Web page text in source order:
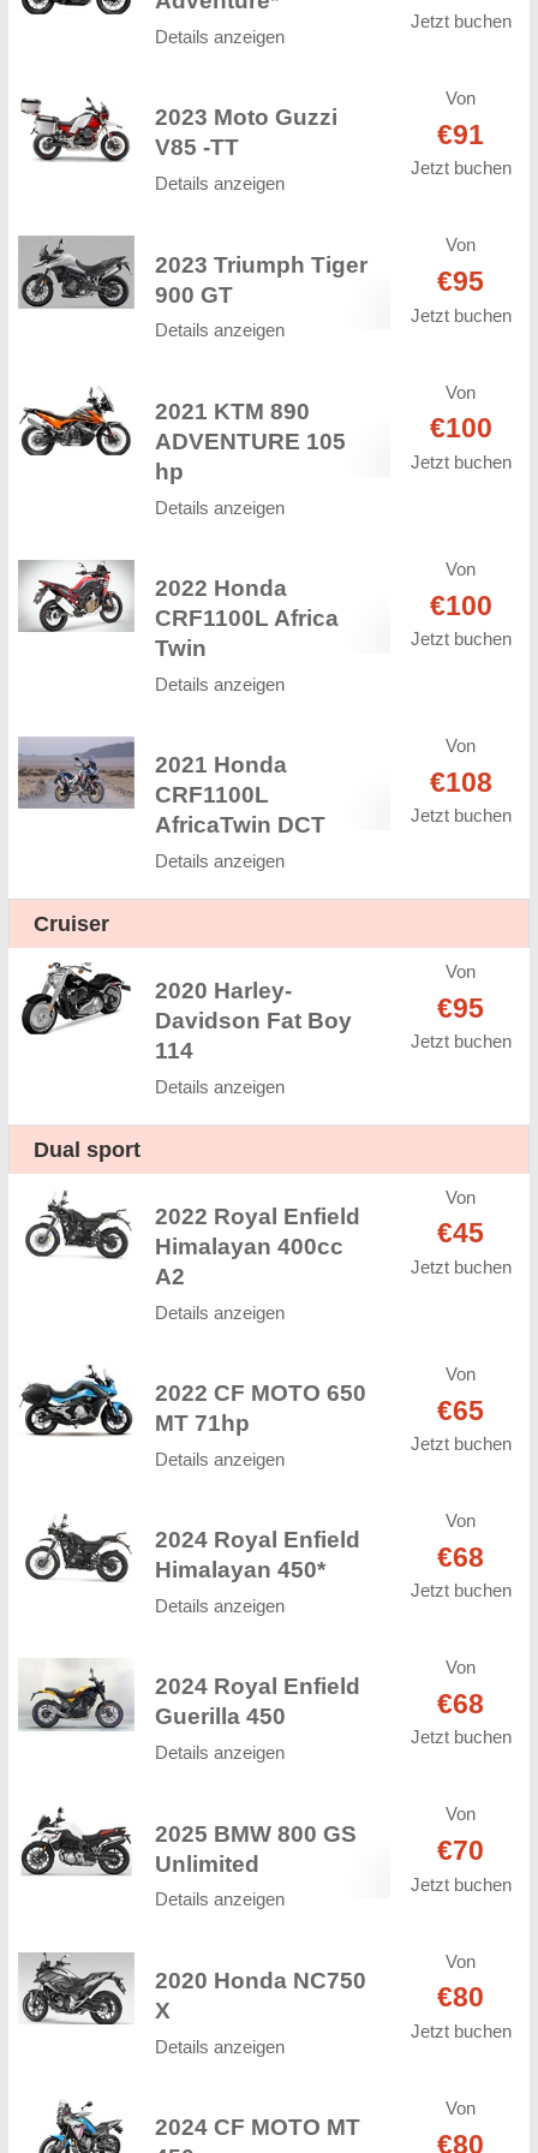
Details anzeigen
Jetzt buchen
2023 Moto Guzzi
V85 -TT
Details anzeigen
Von
€91
Jetzt buchen
2023 Triumph Tiger
900 GT
Details anzeigen
Von
€95
Jetzt buchen
2021 KTM 890
ADVENTURE 105
hp
Details anzeigen
Von
€100
Jetzt buchen
2022 Honda
CRF1100L Africa
Twin
Details anzeigen
Von
€100
Jetzt buchen
2021 Honda
CRF1100L
AfricaTwin DCT
Details anzeigen
Von
€108
Jetzt buchen
Cruiser
2020 Harley-
Davidson Fat Boy
114
Details anzeigen
Von
€95
Jetzt buchen
Dual sport
2022 Royal Enfield
Himalayan 400сс
A2
Details anzeigen
Von
€45
Jetzt buchen
2022 CF MOTO 650
MT 71hp
Details anzeigen
Von
€65
Jetzt buchen
2024 Royal Enfield
Himalayan 450*
Details anzeigen
Von
€68
Jetzt buchen
2024 Royal Enfield
Guerilla 450
Details anzeigen
Von
€68
Jetzt buchen
2025 BMW 800 GS
Unlimited
Details anzeigen
Von
€70
Jetzt buchen
2020 Honda NC750
X
Details anzeigen
Von
€80
Jetzt buchen
2024 CF MOTO MT
Von
€80